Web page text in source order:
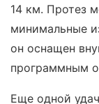
14 км. Протез
минимальные
он оснащен
программным
Еще одной